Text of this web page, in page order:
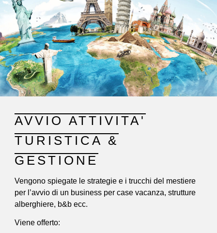
AVVIO ATTIVITA'
TURISTICA &
GESTIONE
Vengono spiegate le strategie e i trucchi del mestiere
per l’avvio di un business per case vacanza, strutture
alberghiere, b&b ecc.
Viene offerto: